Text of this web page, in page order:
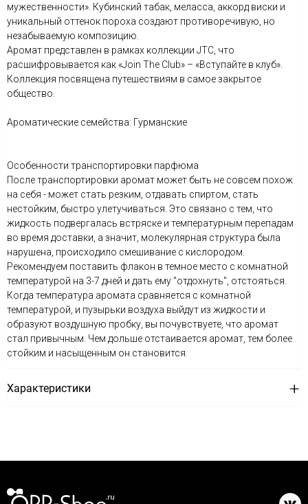
мужественности». Кубинский табак, меласса, аккорд виски и
уникальный оттенок пороха создают противоречивую, но
незабываемую композицию.
Аромат представлен в рамках коллекции JTC, что
расшифровывается как «Join The Club» – «Вступайте в клуб».
Коллекция посвящена путешествиям в самое закрытое
общество.
Ароматические семейства: Гурманские
Особенности транспортировки парфюма
После транспортировки аромат может быть не совсем похож
на себя - может стать резким, отдавать спиртом, стать
нестойким, быстро улетучиваться. Это связано с тем, что
жидкость подвергалась встряске и температурным перепадам
во время доставки, а значит, молекулярная структура была
нарушена, происходило смешивание с кислородом.
Рекомендуем поставить флакон в темное место с комнатной
температурой на 3-7 дней и дать ему "отдохнуть", отстояться.
Когда температура аромата сравняется с комнатной
температурой, и пузырьки воздуха выйдут из жидкости и
образуют воздушную пробку, вы почувствуете, что аромат
стал привычным. Чем дольше отстаивается аромат, тем более
стойким и насыщенным он становится.
Характеристики